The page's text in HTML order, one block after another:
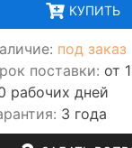
КУПИТЬ
под заказ
поставки: от
рабочих дней
3 года